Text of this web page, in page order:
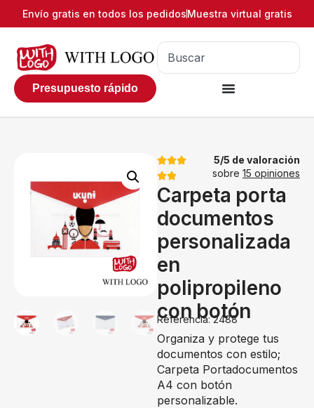
Envío gratis en todos los pedidosMuestra virtual gratis
Presupuesto rápido
5/5 de valoración
sobre 15 opiniones
Carpeta porta
documentos
personalizada
en
polipropileno
con botón
Referencia: 2488
Organiza y protege tus
documentos con estilo;
Carpeta Portadocumentos
A4 con botón
personalizable.